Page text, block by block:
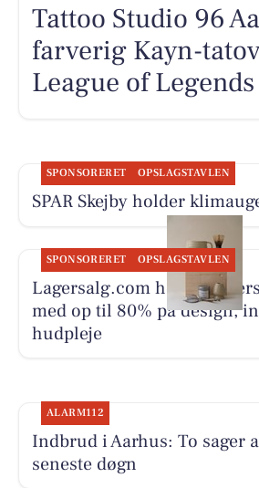
Tattoo Studio 96
farverig Kayn-
League of Legends
SPONSORERET OPSLAGSTAVLEN
SPAR Skejby holder
SPONSORERET OPSLAGSTAVLEN
Lagersalg.com holder
med op til 80% på design,
hudpleje
ALARM112
Indbrud i Aarhus: To sager
seneste døgn